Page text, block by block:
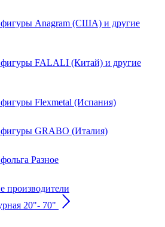
Anagram (США) и другие
FALALI (Китай) и другие
Flexmetal (Испания)
GRABO (Италия)
Разное
производители
20"- 70"